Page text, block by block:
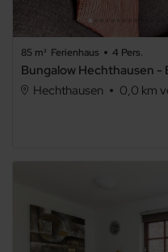
85 m² Ferienhaus 4 Pers.
Bungalow Hechthausen -
Hechthausen
0,0 km